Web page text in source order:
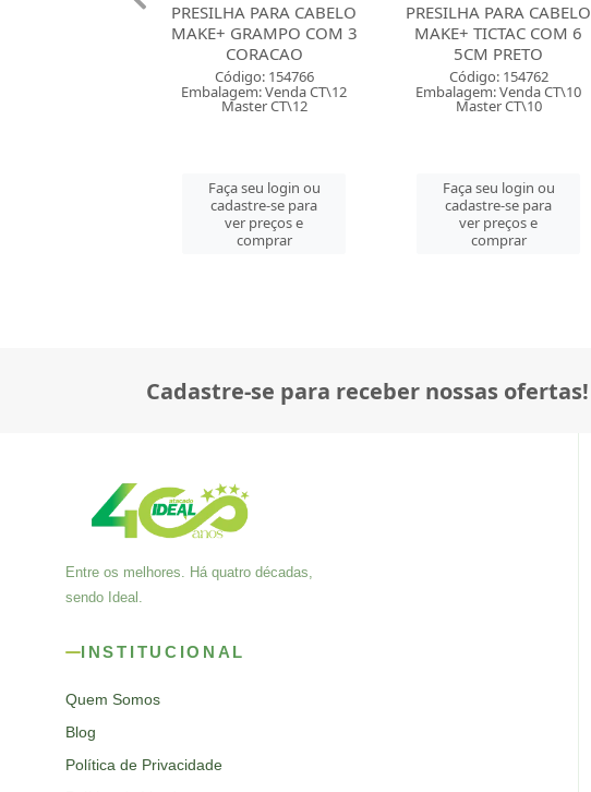
PRESILHA PARA CABELO
MAKE+ TICTAC COM 6
5CM PRETO
Código: 154762
Embalagem: Venda CT\10
Master CT\10
Faça seu login ou
cadastre-se para
ver preços e
comprar
ELASTICO PARA CABELO
MAKE+ COM 3,5G 2,5CM
TRANSPARENTE
Código: 154761
Embalagem: Venda CT\10
Master CT\10
Faça seu login ou
cadastre-se para
ver preços e
comprar
Cadastre-se para receber nossas ofertas!
Entre os melhores. Há quatro décadas,
sendo Ideal.
INSTITUCIONAL
Quem Somos
Blog
Política de Privacidade